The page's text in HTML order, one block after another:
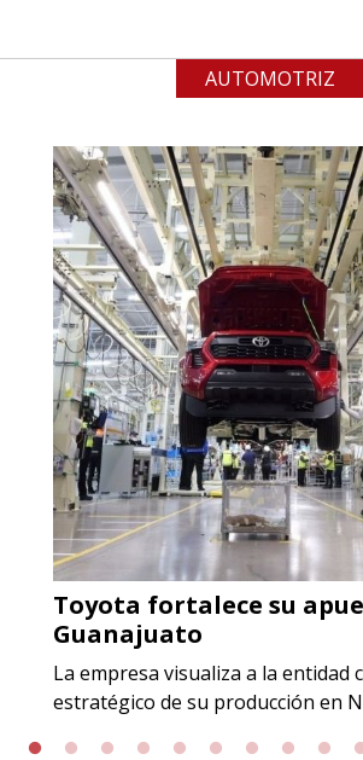
Empresa en Jalisco
Requiere:
ACERO INOXIDABLE
Especificaciones:
Incluyendo grado 304.
Garantizar composición
origen adecuados
para grafito) y contar con
de calidad y gestión
Aplicar al
Empresa en Jalisco
Requiere:
GRAFITO LAMINADO
ROLLO
AUTOMOTRIZ
Toyota fortalece su
Guanajuato
La empresa visualiza a la entidad
estratégico de su producción en